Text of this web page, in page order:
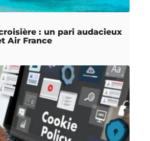
: un pari audacieux
Air France